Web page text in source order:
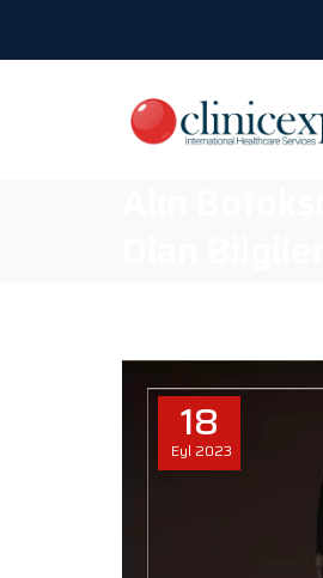
18
Eyl 2023